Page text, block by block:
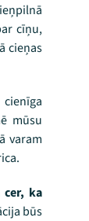
cīņu,
cieņas
mūsu
varam
cer, ka
būs